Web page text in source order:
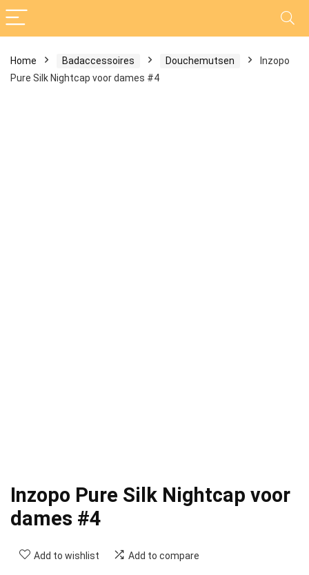
Home Badaccessoires Douchemutsen
Inzopo
Pure Silk Nightcap voor dames #4
Inzopo Pure Silk Nightcap voor
dames #4
Add to wishlist Add to compare